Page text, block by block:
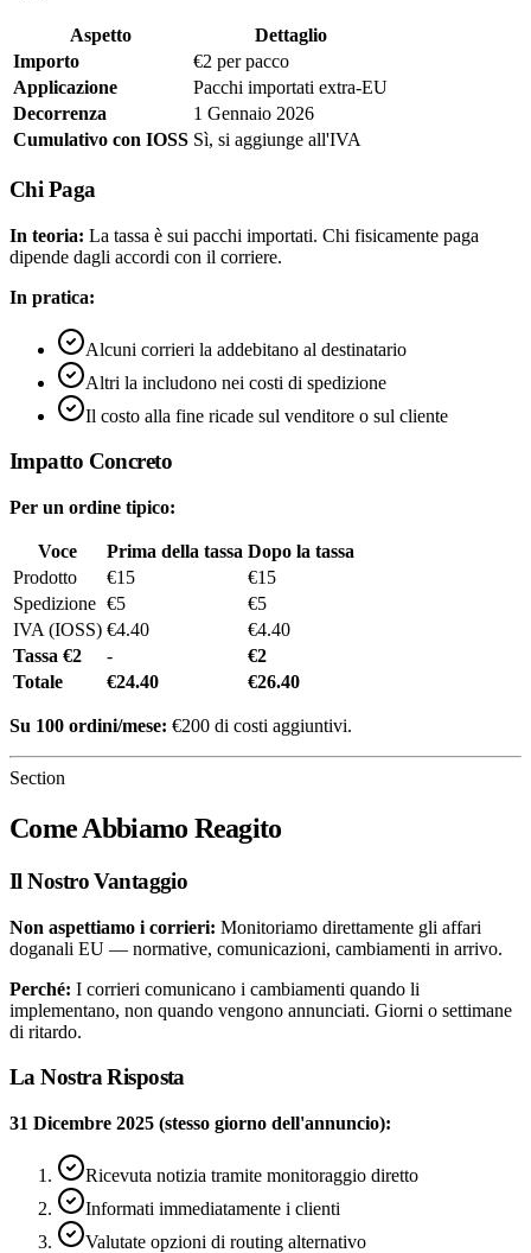
Aspetto
Dettaglio
Importo
€2 per pacco
Applicazione
Pacchi importati extra-EU
Decorrenza
1 Gennaio 2026
Cumulativo con IOSS Sì, si aggiunge all'IVA
Chi Paga
In teoria: La tassa è sui pacchi importati. Chi fisicamente paga
dipende dagli accordi con il corriere.
In pratica:
Alcuni corrieri la addebitano al destinatario
Altri la includono nei costi di spedizione
Il costo alla fine ricade sul venditore o sul cliente
Impatto Concreto
Per un ordine tipico:
Voce Prima della tassa Dopo la tassa
Prodotto
€15
€15
Spedizione €5
€5
IVA (IOSS) €4.40
€4.40
Tassa €2
-
€2
Totale
€24.40 €26.40
Su 100 ordini/mese: €200 di costi aggiuntivi.
Section
Come Abbiamo Reagito
Il Nostro Vantaggio
Non aspettiamo i corrieri: Monitoriamo direttamente gli affari
doganali EU — normative, comunicazioni, cambiamenti in arrivo.
Perché: I corrieri comunicano i cambiamenti quando li
implementano, non quando vengono annunciati. Giorni o settimane
di ritardo.
La Nostra Risposta
31 Dicembre 2025 (stesso giorno dell'annuncio):
Ricevuta notizia tramite monitoraggio diretto
Informati immediatamente i clienti
Valutate opzioni di routing alternativo